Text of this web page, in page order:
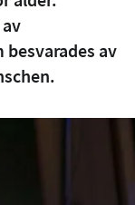
av